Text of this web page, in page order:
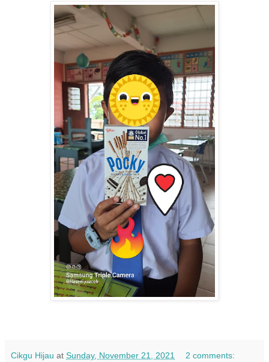
Cikgu Hijau at Sunday, November 21, 2021 2 comments: